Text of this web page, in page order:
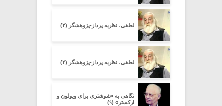
لطفی، نظریه پرداز-پژوهشگر (۲)
لطفی، نظریه پرداز-پژوهشگر (۴)
نگاهی به «شوشتری برای ویولون و
ارکستر» (۹)